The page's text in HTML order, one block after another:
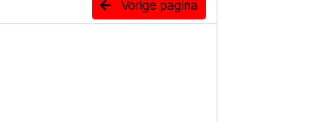
Vorige pagina